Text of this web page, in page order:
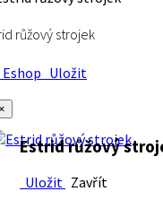
růžový strojek
Uložit
Estrid růžový
Uložit Zavřít